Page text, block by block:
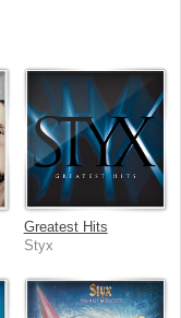
Greatest Hits
Styx